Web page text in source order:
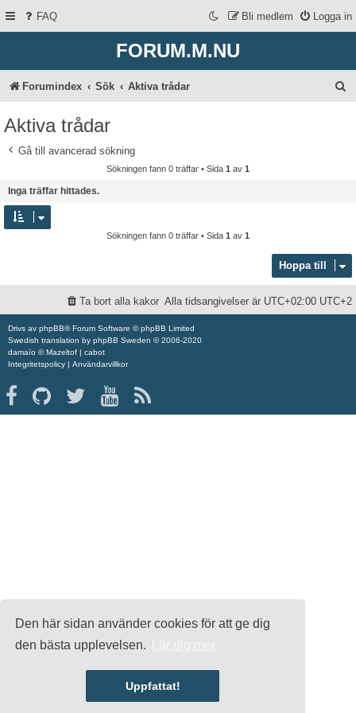
Den här sidan använder cookies för att ge dig
den bästa upplevelsen.
Uppfattat!
FAQ Logga in
Bli medlem
FORUM.M.NU
Forumindex Sök Aktiva trådar
Aktiva trådar
Gå till avancerad sökning
Sökningen fann 0 träffar • Sida 1 av 1
Inga träffar hittades.
Sökningen fann 0 träffar • Sida 1 av 1
Hoppa till
Alla tidsangivelser är UTC+02:00 UTC+2
Ta bort alla kakor
Drivs av phpBB® Forum Software © phpBB Limited
Swedish translation by phpBB Sweden © 2006-2020
damaïo © Mazeltof
cabot
Integritetspolicy
Användarvillkor